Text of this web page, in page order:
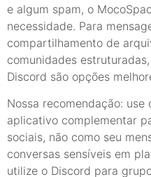
e algum spam, o
necessidade. Para
compartilhamento de
comunidades
Discord são opções
Nossa recomendação: use
aplicativo complementar
sociais, não como seu
conversas sensíveis em
utilize o Discord para